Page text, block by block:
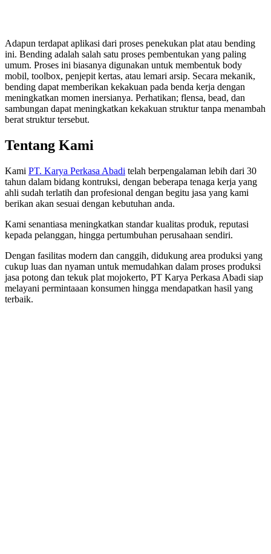
Adapun terdapat aplikasi dari proses penekukan plat atau bending
ini. Bending adalah salah satu proses pembentukan yang paling
umum. Proses ini biasanya digunakan untuk membentuk body
mobil, toolbox, penjepit kertas, atau lemari arsip. Secara mekanik,
bending dapat memberikan kekakuan pada benda kerja dengan
meningkatkan momen inersianya. Perhatikan; flensa, bead, dan
sambungan dapat meningkatkan kekakuan struktur tanpa menambah
berat struktur tersebut.
Tentang Kami
Kami PT. Karya Perkasa Abadi telah berpengalaman lebih dari 30
tahun dalam bidang kontruksi, dengan beberapa tenaga kerja yang
ahli sudah terlatih dan profesional dengan begitu jasa yang kami
berikan akan sesuai dengan kebutuhan anda.
Kami senantiasa meningkatkan standar kualitas produk, reputasi
kepada pelanggan, hingga pertumbuhan perusahaan sendiri.
Dengan fasilitas modern dan canggih, didukung area produksi yang
cukup luas dan nyaman untuk memudahkan dalam proses produksi
jasa potong dan tekuk plat mojokerto, PT Karya Perkasa Abadi siap
melayani permintaaan konsumen hingga mendapatkan hasil yang
terbaik.